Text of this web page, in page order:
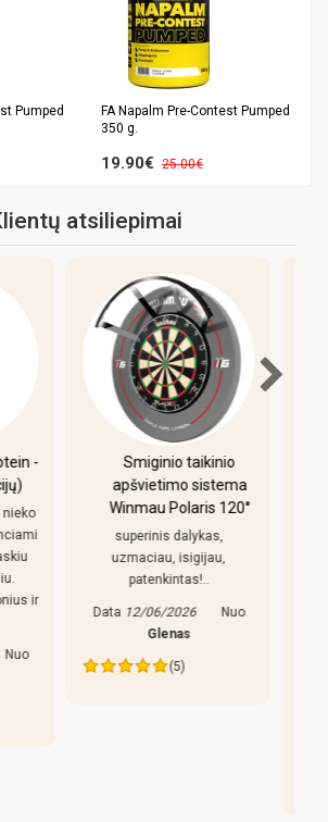
Pumped
FA Napalm Pre-Contest Pumped
350 g.
19.90€ 25.00€
atsiliepimai
120°
Pulo stalas Bilaro
Winner 7 pėdų
(213x118cm) žalias
audinys su
komplektacija
Pirkiniu patenkintas,
reguliuojamso kojeles geras
dalykas, stalas nekliba. Bet
lazdos prastos, liaudiskai